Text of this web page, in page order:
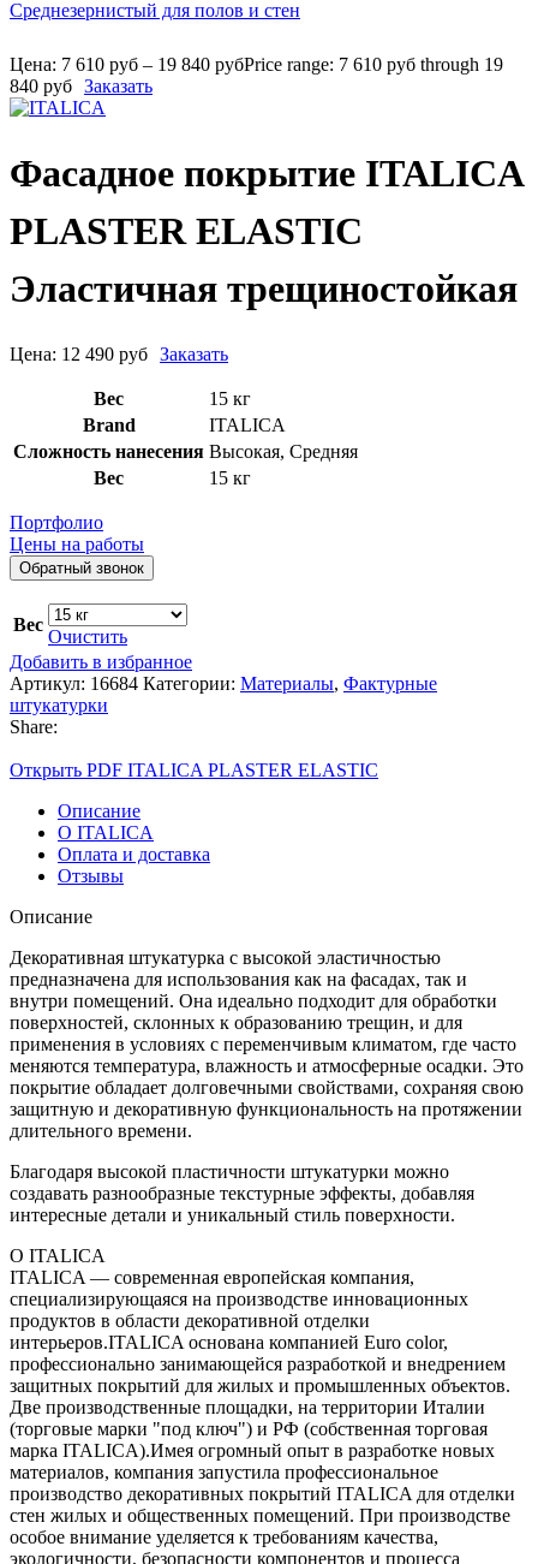
Среднезернистый для полов и стен
Цена: 7 610 руб – 19 840 рубPrice range: 7 610 руб through 19
840 руб Заказать
Фасадное покрытие ITALICA
PLASTER ELASTIC
Эластичная трещиностойкая
Цена: 12 490 руб Заказать
Вес
15 кг
Brand
ITALICA
Сложность нанесения Высокая, Средняя
Вес
15 кг
Портфолио
Цены на работы
Обратный звонок
Вес
Очистить
Добавить в избранное
Артикул: 16684 Категории: Материалы, Фактурные
штукатурки
Share:
Открыть PDF ITALICA PLASTER ELASTIC
Описание
О ITALICA
Оплата и доставка
Отзывы
Описание
Декоративная штукатурка с высокой эластичностью
предназначена для использования как на фасадах, так и
внутри помещений. Она идеально подходит для обработки
поверхностей, склонных к образованию трещин, и для
применения в условиях с переменчивым климатом, где часто
меняются температура, влажность и атмосферные осадки. Это
покрытие обладает долговечными свойствами, сохраняя свою
защитную и декоративную функциональность на протяжении
длительного времени.
Благодаря высокой пластичности штукатурки можно
создавать разнообразные текстурные эффекты, добавляя
интересные детали и уникальный стиль поверхности.
О ITALICA
ITALICA — современная европейская компания,
специализирующаяся на производстве инновационных
продуктов в области декоративной отделки
интерьеров.ITALICA основана компанией Euro color,
профессионально занимающейся разработкой и внедрением
защитных покрытий для жилых и промышленных объектов.
Две производственные площадки, на территории Италии
(торговые марки "под ключ") и РФ (собственная торговая
марка ITALICA).Имея огромный опыт в разработке новых
материалов, компания запустила профессиональное
производство декоративных покрытий ITALICA для отделки
стен жилых и общественных помещений. При производстве
особое внимание уделяется к требованиям качества,
экологичности, безопасности компонентов и процесса